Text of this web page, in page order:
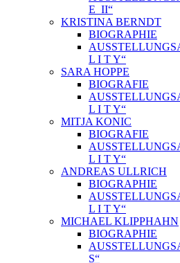
E_II“
KRISTINA BERNDT
BIOGRAPHIE
L I T Y“
SARA HOPPE
BIOGRAFIE
L I T Y“
MITJA KONIC
BIOGRAFIE
L I T Y“
ANDREAS ULLRICH
BIOGRAPHIE
L I T Y“
MICHAEL KLIPPHAHN
BIOGRAPHIE
S“